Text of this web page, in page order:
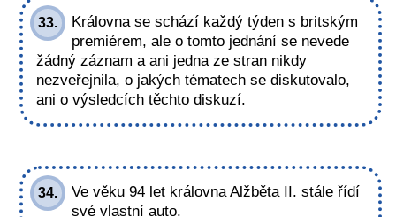
33.
Královna se schází každý týden s britským
premiérem, ale o tomto jednání se nevede
žádný záznam a ani jedna ze stran nikdy
nezveřejnila, o jakých tématech se diskutovalo,
ani o výsledcích těchto diskuzí.
34.
Ve věku 94 let královna Alžběta II. stále řídí
své vlastní auto.